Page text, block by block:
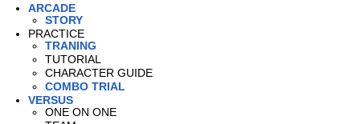
ARCADE
STORY
PRACTICE
TRANING
TUTORIAL
CHARACTER GUIDE
COMBO TRIAL
VERSUS
ONE ON ONE